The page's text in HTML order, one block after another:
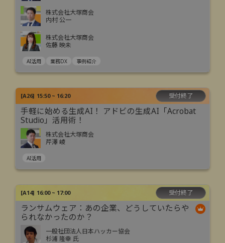
株式会社大塚商会
内村 公一
株式会社大塚商会
佐藤 映未
AI活用 業務DX 事例紹介
[A26] 15:50 ~ 16:20 受付終了
手軽に始める生成AI！ アドビの生成AI「Acrobat
Studio」活用術！
株式会社大塚商会
芹澤 崚
AI活用
[A14] 16:00 ~ 17:00 受付終了
ランサムウェア：あの企業、どうしていたらや
られなかったのか？
一般社団法人日本ハッカー協会
杉浦 隆幸 氏